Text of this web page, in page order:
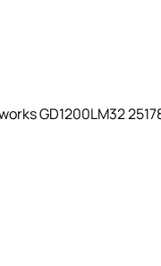
GD1200LM32